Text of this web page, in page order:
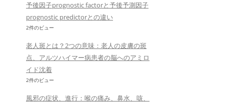
予後因子prognostic factorと予後予測因子
prognostic predictorとの違い
2件のビュー
老人斑とは？2つの意味：老人の皮膚の斑
点、アルツハイマー病患者の脳へのアミロ
イド沈着
2件のビュー
風邪の症状、進行：喉の痛み、鼻水、咳、